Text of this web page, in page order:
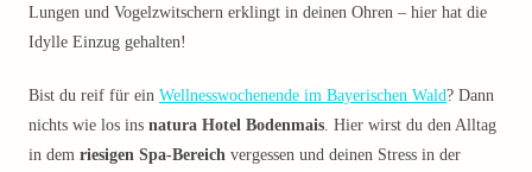
Lungen und Vogelzwitschern erklingt in deinen Ohren – hier hat die
Idylle Einzug gehalten!
Bist du reif für ein Wellnesswochenende im Bayerischen Wald? Dann
nichts wie los ins natura Hotel Bodenmais. Hier wirst du den Alltag
in dem riesigen Spa-Bereich vergessen und deinen Stress in der